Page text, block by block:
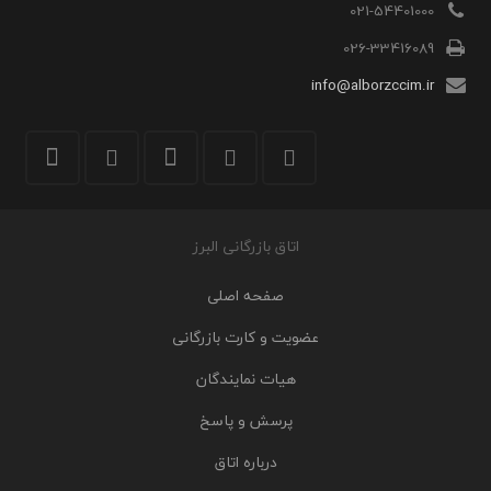
021-54401000
026-33416089
info@alborzccim.ir
اتاق بازرگانی البرز
صفحه اصلی
عضویت و کارت بازرگانی
هیات نمایندگان
پرسش و پاسخ
درباره اتاق